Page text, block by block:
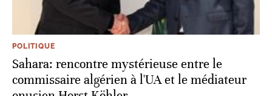
POLITIQUE
Sahara: rencontre mystérieuse entre le
commissaire algérien à l'UA et le médiateur